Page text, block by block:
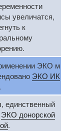
увеличатся,
к
ЭКО м
ЭКО ИК
.
единственный
ЭКО донорской
.